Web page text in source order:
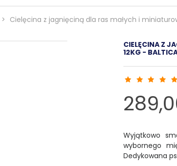
> Cielęcina z jagnięciną dla ras małych i
CIELĘCINA Z
12KG -
Wyjątkowo
wybornego
Dedykowana